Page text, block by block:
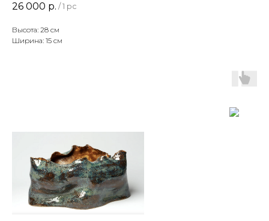
26 000 р. / 1 pc
Высота: 28 см
Ширина: 15 см